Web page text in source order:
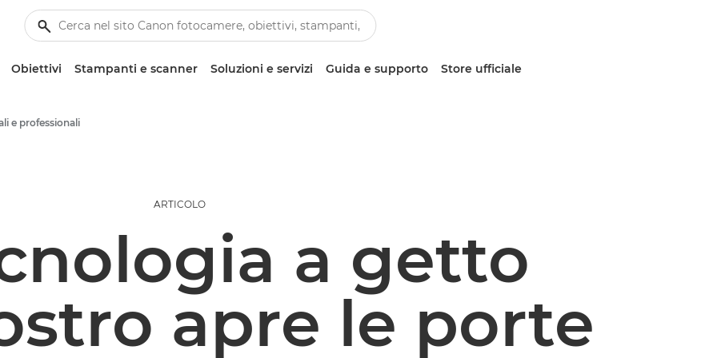
Obiettivi Stampanti e scanner Soluzioni e servizi Guida e supporto Store ufficiale
e professionali
ARTICOLO
a getto
apre le porte